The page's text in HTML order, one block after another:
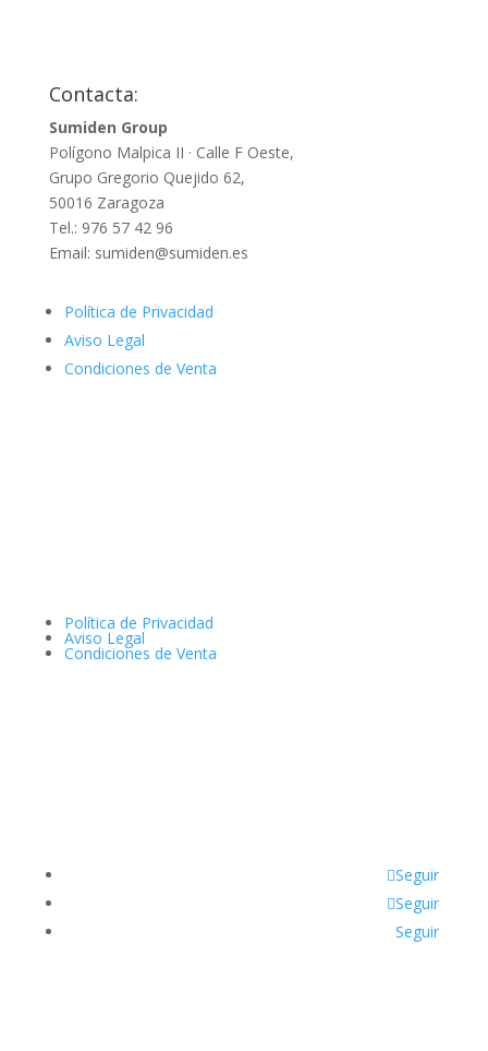
Contacta:
Sumiden Group
Polígono Malpica II · Calle F Oeste,
Grupo Gregorio Quejido 62,
50016 Zaragoza
Tel.: 976 57 42 96
Email: sumiden@sumiden.es
Política de Privacidad
Aviso Legal
Condiciones de Venta
Política de Privacidad
Aviso Legal
Condiciones de Venta
Seguir
Seguir
Seguir